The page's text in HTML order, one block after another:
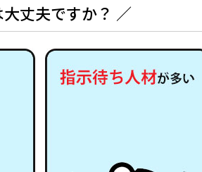
丈夫ですか？ ／